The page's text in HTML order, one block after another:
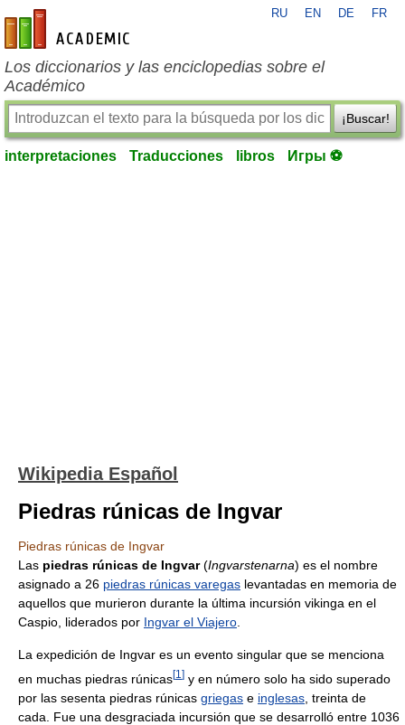
es-academic.com
RU EN DE FR
Los diccionarios y las enciclopedias sobre el
Académico
¡Buscar!
interpretaciones Traducciones libros Игры ⚽
Wikipedia Español
Piedras rúnicas de Ingvar
Piedras rúnicas de Ingvar
Las piedras rúnicas de Ingvar(Ingvarstenarna) es el nombre
asignado a 26 piedras rúnicas varegas levantadas en memoria de
aquellos que murieron durante la última incursión vikinga en el
Caspio, liderados por Ingvar el Viajero
La expedición de Ingvar es un evento singular que se menciona
en muchas piedras rúnicas[1 ] y en número solo ha sido superado
por las sesenta piedras rúnicas griegas e inglesas , treinta de
cada. Fue una desgraciada incursión que se desarrolló entre 1036